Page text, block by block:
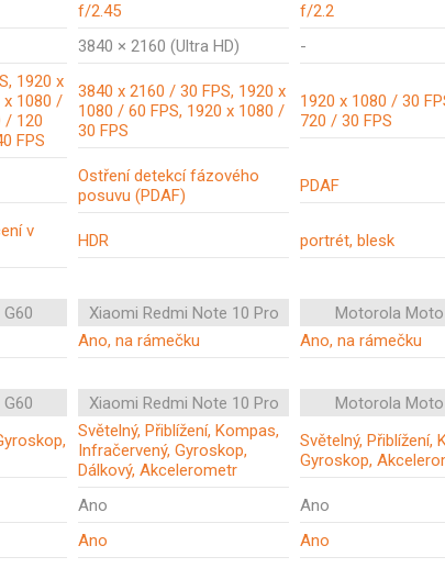
f/2.45
f/2.2
3840 × 2160 (Ultra HD) -
1920 x
x 1080 /
/ 120
FPS
3840 x 2160 / 30 FPS, 1920 x
1080 / 60 FPS, 1920 x 1080 /
30 FPS
1920 x 1080 / 30
720 / 30 FPS
Ostření detekcí fázového
posuvu (PDAF)
PDAF
v
HDR portrét, blesk
Xiaomi Redmi Note 10 Pro
Motorola Moto
Ano, na rámečku Ano, na rámečku
Xiaomi Redmi Note 10 Pro Motorola Moto
Světelný, Přiblížení, Kompas,
Infračervený, Gyroskop,
Dálkový, Akcelerometr
Světelný, Přiblížení,
Gyroskop,
Ano
Ano
Ano Ano